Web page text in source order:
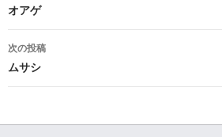
稿
ナ
ビ
ー
オアゲ
次の投稿
ムサシ